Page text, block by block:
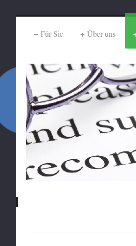
Für Sie Über uns